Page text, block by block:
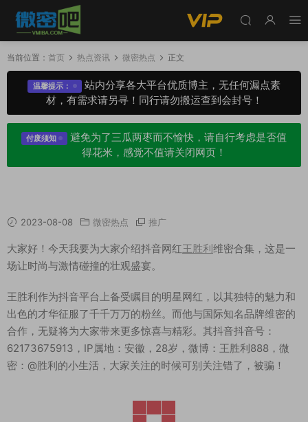
当前位置： 首页 热点资讯 微密热点 正文
温馨提示：
站内分享各大平台优质博主，无任何漏点素
材，有需求请另寻！同行请勿搬运查到会封号！
付废须知
避免为了三瓜两枣而不愉快，请自行考虑是否值
得花米，感觉不值请关闭网页！
2023-08-08 微密热点 推广
大家好！今天我要为大家介绍抖音网红王胜利维密合集，这是一
场让时尚与激情碰撞的壮观盛宴。
王胜利作为抖音平台上备受瞩目的明星网红，以其独特的魅力和
出色的才华征服了千千万万的粉丝。而他与国际知名品牌维密的
合作，无疑将为大家带来更多惊喜与精彩。其抖音抖音号：
62173675913，IP属地：安徽，28岁，微博：王胜利888，微
密：@胜利的小生活，大家关注的时候可别关注错了，被骗！